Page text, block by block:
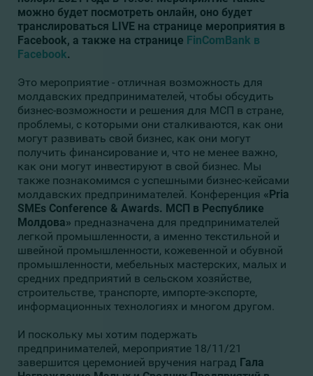
можно будет посмотреть онлайн, оно будет
транслироваться LIVE на странице мероприятия в
Facebook, а также на странице FinComBank в
Facebook.
Это мероприятие - отличная возможность для
молдавских предпринимателей, чтобы обсудить
бизнес-возможности и решения для МСП в стране,
проблемы, с которыми они сталкиваются, как они
могут развивать свой бизнес, как они могут
получить финансирование и, что не менее важно,
как они могут инвестируют в свой бизнес. Мы
также познакомимся с успешными бизнес-кейсами
молдавских предпринимателей. Конференция «Pria
SMEs Conference & Awards. МСП в Республике
Молдова» предназначена для предпринимателей
легкой промышленности, а именно текстильной и
швейной промышленности, кожевенной и обувной
промышленности, мебельных мастерских, малых и
средних предприятий в сельском хозяйстве,
строительстве, транспорте, импорте-экспорте,
информационных технологиях и многом другом.
И поскольку мы хотим подержать
предпринимателей, мероприятие 18/11/21
завершится церемонией вручения наград Гала